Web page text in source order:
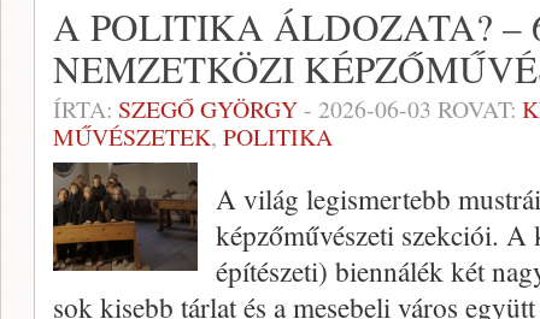
A POLITIKA ÁLDOZATA? –
NEMZETKÖZI
ÍRTA: SZEGŐ GYÖRGY- 2026-06-03 ROVAT:
MŰVÉSZETEK, POLITIKA
A világ legismertebb
képzőművészeti szekciói. A
építészeti) biennálék két
sok kisebb tárlat és a mesebeli város